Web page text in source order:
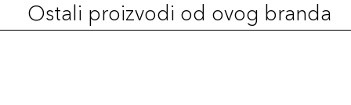
Ostali proizvodi od ovog branda